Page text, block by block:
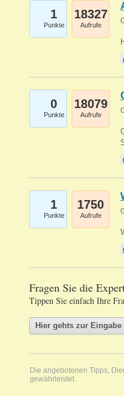
1
Punkte
18327
Aufrufe
0
Punkte
18079
Aufrufe
1
Punkte
1750
Aufrufe
Fragen Sie die
Tippen Sie einfach Ihre
Die angebotenen Tipps,
gewährleistet.